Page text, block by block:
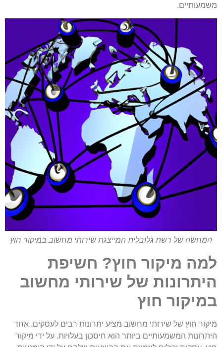
משמעותיים.
המחשה של רשת גלובלית המייצגת שירותי מחשוב במיקור חוץ
למה מיקור חוץ? חשיפת
היתרונות של שירותי מחשוב
במיקור חוץ
מיקור חוץ של שירותי מחשוב מציע יתרונות רבים לעסקים. אחד
היתרונות המשמעותיים ביותר הוא חיסכון בעלויות. על ידי מיקור